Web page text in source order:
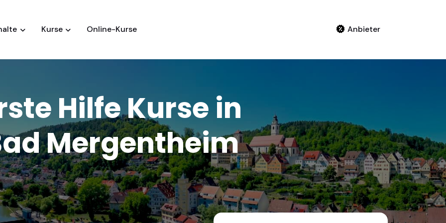
Kurse Online-Kurse Anbieter
Hilfe Kurse in
Mergentheim